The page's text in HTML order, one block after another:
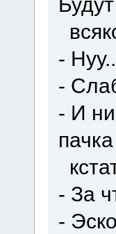
-
-
- И
- За
-